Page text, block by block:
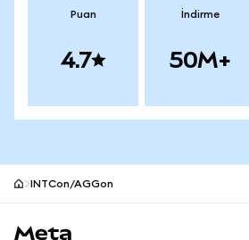
Puan
4.7
İndirme
50M+
INTCon/AGGon